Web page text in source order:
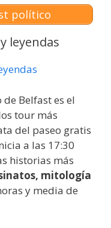
político
leyendas
Belfast es el
tour más
del paseo gratis
a las 17:30
historias más
mitología
y media de